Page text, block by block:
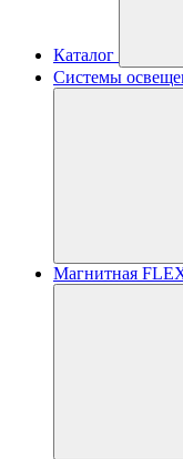
Каталог
Системы
Магнитная